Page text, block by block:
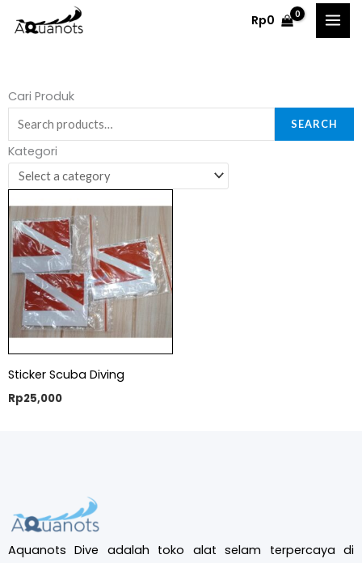
Rp0
Cari Produk
Search
for:
SEARCH
Kategori
Sticker Scuba Diving
Rp25,000
Aquanots Dive adalah toko alat selam terpercaya di